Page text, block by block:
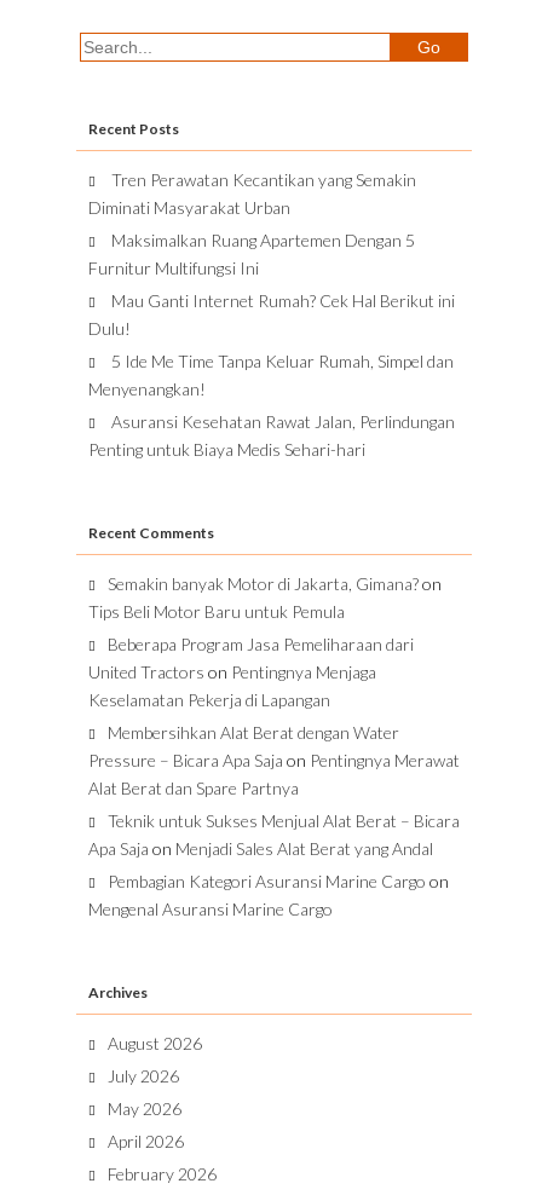
Recent Posts
Tren Perawatan Kecantikan yang Semakin
Diminati Masyarakat Urban
Maksimalkan Ruang Apartemen Dengan 5
Furnitur Multifungsi Ini
Mau Ganti Internet Rumah? Cek Hal Berikut ini
Dulu!
5 Ide Me Time Tanpa Keluar Rumah, Simpel dan
Menyenangkan!
Asuransi Kesehatan Rawat Jalan, Perlindungan
Penting untuk Biaya Medis Sehari-hari
Recent Comments
Semakin banyak Motor di Jakarta, Gimana?on
Tips Beli Motor Baru untuk Pemula
Beberapa Program Jasa Pemeliharaan dari
United Tractors on Pentingnya Menjaga
Keselamatan Pekerja di Lapangan
Membersihkan Alat Berat dengan Water
Pressure – Bicara Apa Saja on Pentingnya Merawat
Alat Berat dan Spare Partnya
Teknik untuk Sukses Menjual Alat Berat – Bicara
Apa Saja on Menjadi Sales Alat Berat yang Andal
Pembagian Kategori Asuransi Marine Cargo on
Mengenal Asuransi Marine Cargo
Archives
August 2026
July 2026
May 2026
April 2026
February 2026